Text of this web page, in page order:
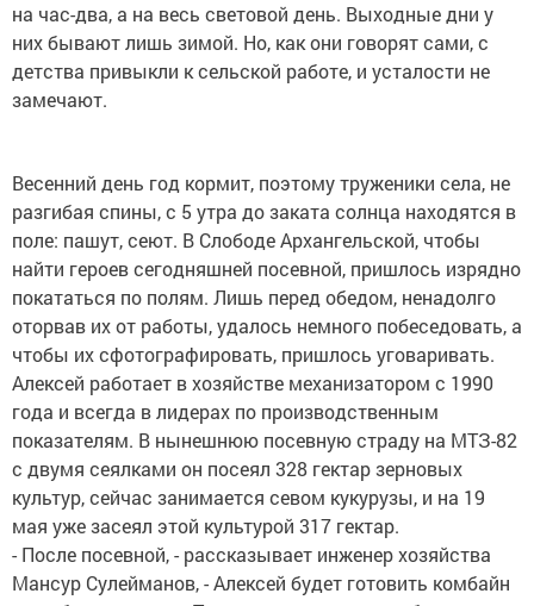
на час-два, а на весь световой день. Выходные дни у
них бывают лишь зимой. Но, как они говорят сами, с
детства привыкли к сельской работе, и усталости не
замечают.
Весенний день год кормит, поэтому труженики села, не
разгибая спины, с 5 утра до заката солнца находятся в
поле: пашут, сеют. В Слободе Архангельской, чтобы
найти героев сегодняшней посевной, пришлось изрядно
покататься по полям. Лишь перед обедом, ненадолго
оторвав их от работы, удалось немного побеседовать, а
чтобы их сфотографировать, пришлось уговаривать.
Алексей работает в хозяйстве механизатором с 1990
года и всегда в лидерах по производственным
показателям. В нынешнюю посевную страду на МТЗ-82
с двумя сеялками он посеял 328 гектар зерновых
культур, сейчас занимается севом кукурузы, и на 19
мая уже засеял этой культурой 317 гектар.
- После посевной, - рассказывает инженер хозяйства
Мансур Сулейманов, - Алексей будет готовить комбайн